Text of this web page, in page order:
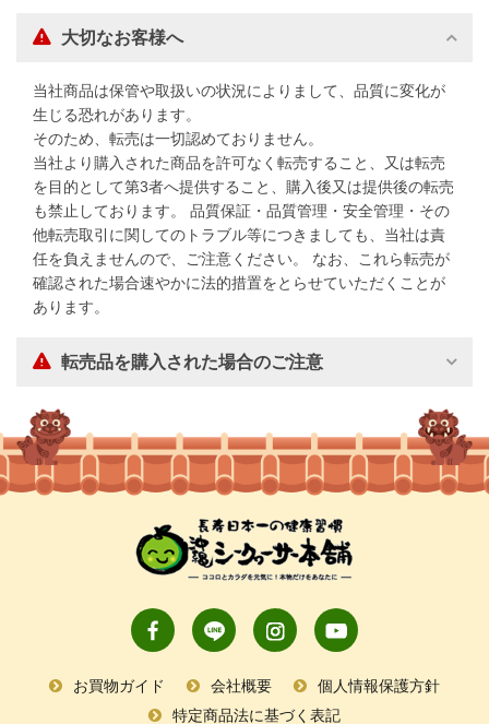
大切なお客様へ
当社商品は保管や取扱いの状況によりまして、品質に変化が
生じる恐れがあります。
そのため、転売は一切認めておりません。
当社より購入された商品を許可なく転売すること、又は転売
を目的として第3者へ提供すること、購入後又は提供後の転売
も禁止しております。 品質保証・品質管理・安全管理・その
他転売取引に関してのトラブル等につきましても、当社は責
任を負えませんので、ご注意ください。 なお、これら転売が
確認された場合速やかに法的措置をとらせていただくことが
あります。
転売品を購入された場合のご注意
お買物ガイド 会社概要
個人情報保護方針
特定商品法に基づく表記